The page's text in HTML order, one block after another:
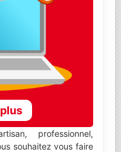
professionnel,
souhaitez vous faire